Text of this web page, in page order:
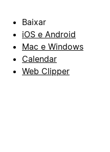
Baixar
iOS e Android
Mac e Windows
Calendar
Web Clipper